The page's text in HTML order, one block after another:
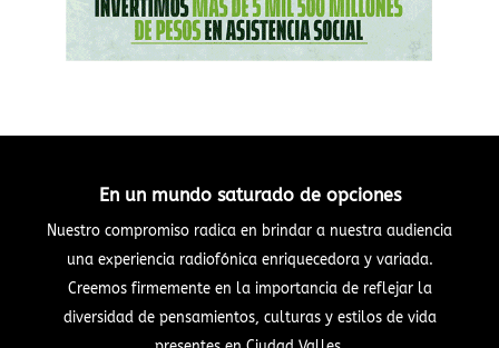
En un mundo saturado de opciones
Nuestro compromiso radica en brindar a nuestra audiencia
una experiencia radiofónica enriquecedora y variada.
Creemos firmemente en la importancia de reflejar la
diversidad de pensamientos, culturas y estilos de vida